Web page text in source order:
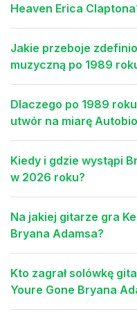
Heaven Erica
Jakie przeboje
muzyczną po 1989
Dlaczego po 1989
utwór na miarę
Kiedy i gdzie wystąpi
w 2026 roku?
Na jakiej gitarze gra
Bryana Adamsa?
Kto zagrał solówkę
Youre Gone Bryana